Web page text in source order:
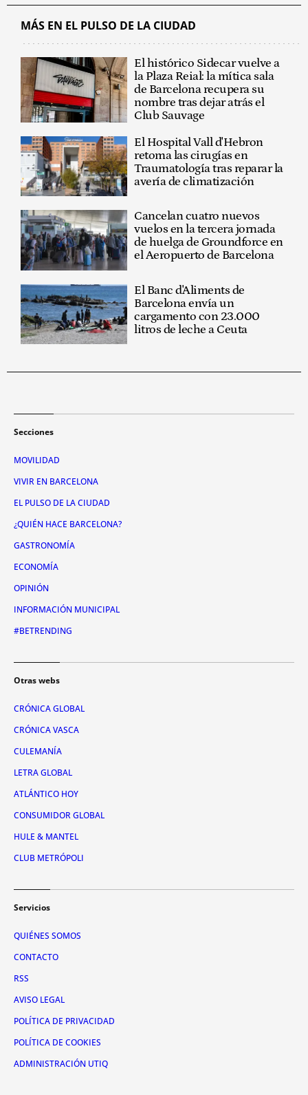
MÁS EN EL PULSO DE LA CIUDAD
El histórico Sidecar vuelve a
la Plaza Reial: la mítica sala
de Barcelona recupera su
nombre tras dejar atrás el
Club Sauvage
El Hospital Vall d'Hebron
retoma las cirugías en
Traumatología tras reparar la
avería de climatización
Cancelan cuatro nuevos
vuelos en la tercera jornada
de huelga de Groundforce en
el Aeropuerto de Barcelona
El Banc d'Aliments de
Barcelona envía un
cargamento con 23.000
litros de leche a Ceuta
Secciones
MOVILIDAD
VIVIR EN BARCELONA
EL PULSO DE LA CIUDAD
¿QUIÉN HACE BARCELONA?
GASTRONOMÍA
ECONOMÍA
OPINIÓN
INFORMACIÓN MUNICIPAL
#BETRENDING
Otras webs
CRÓNICA GLOBAL
CRÓNICA VASCA
CULEMANÍA
LETRA GLOBAL
ATLÁNTICO HOY
CONSUMIDOR GLOBAL
HULE & MANTEL
CLUB METRÓPOLI
Servicios
QUIÉNES SOMOS
CONTACTO
RSS
AVISO LEGAL
POLÍTICA DE PRIVACIDAD
POLÍTICA DE COOKIES
ADMINISTRACIÓN UTIQ